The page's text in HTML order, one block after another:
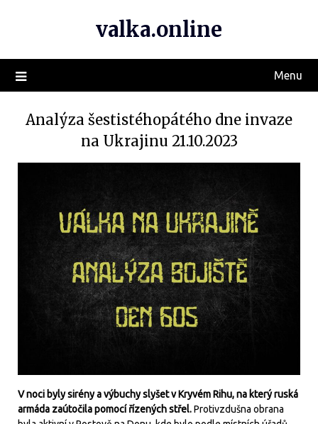
valka.online
Menu
Analýza šestistéhopátého dne invaze
na Ukrajinu 21.10.2023
V noci byly sirény a výbuchy slyšet v Kryvém Rihu, na který ruská
armáda zaútočila pomocí řízených střel.Protivzdušna obrana